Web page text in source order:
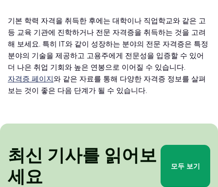
기본 학력 자격을 취득한 후에는 대학이나 직업학교와 같은 고
등 교육 기관에 진학하거나 전문 자격증을 취득하는 것을 고려
해 보세요. 특히 IT와 같이 성장하는 분야의 전문 자격증은 특정
분야의 기술을 제공하고 고용주에게 전문성을 입증할 수 있어
더 나은 취업 기회와 높은 연봉으로 이어질 수 있습니다.
자격증 페이지와 같은 자료를 통해 다양한 자격증 정보를 살펴
보는 것이 좋은 다음 단계가 될 수 있습니다.
최신 기사를 읽어보
세요
모두 보기